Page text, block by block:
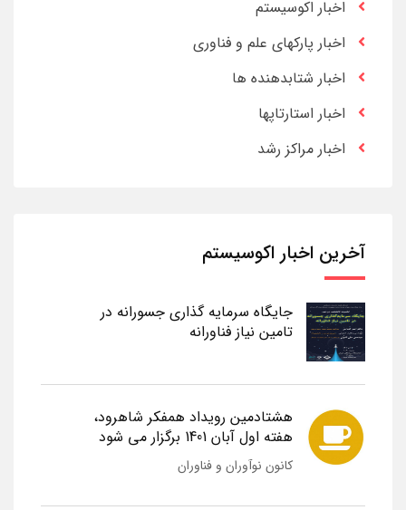
اخبار اکوسیستم
اخبار پارکهای علم و فناوری
اخبار شتابدهنده ها
اخبار استارتاپها
اخبار مراکز رشد
آخرین اخبار اکوسیستم
جایگاه سرمایه گذاری جسورانه در
تامین نیاز فناورانه
هشتادمین رویداد همفکر شاهرود،
هفته اول آبان 1401 برگزار می شود
کانون نوآوران و فناوران